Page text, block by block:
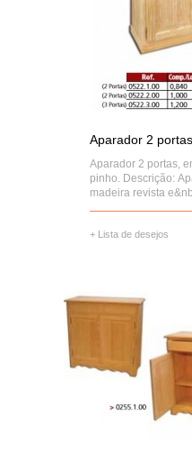
Aparador 2 portas
Aparador 2 portas,
pinho. Descrição:
madeira revista
+ Lista de desejos